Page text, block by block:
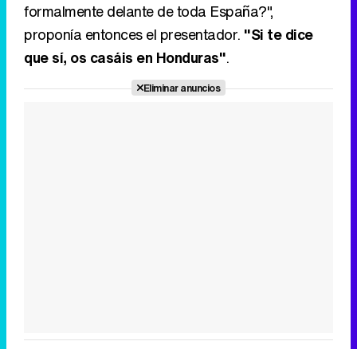
formalmente delante de toda España?",
proponía entonces el presentador. "Si te dice
que sí, os casáis en Honduras".
Eliminar anuncios